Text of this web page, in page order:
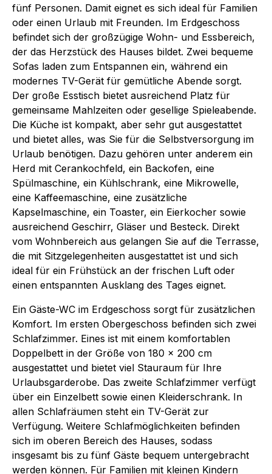
fünf Personen. Damit eignet es sich ideal für Familien
oder einen Urlaub mit Freunden. Im Erdgeschoss
befindet sich der großzügige Wohn- und Essbereich,
der das Herzstück des Hauses bildet. Zwei bequeme
Sofas laden zum Entspannen ein, während ein
modernes TV-Gerät für gemütliche Abende sorgt.
Der große Esstisch bietet ausreichend Platz für
gemeinsame Mahlzeiten oder gesellige Spieleabende.
Die Küche ist kompakt, aber sehr gut ausgestattet
und bietet alles, was Sie für die Selbstversorgung im
Urlaub benötigen. Dazu gehören unter anderem ein
Herd mit Cerankochfeld, ein Backofen, eine
Spülmaschine, ein Kühlschrank, eine Mikrowelle,
eine Kaffeemaschine, eine zusätzliche
Kapselmaschine, ein Toaster, ein Eierkocher sowie
ausreichend Geschirr, Gläser und Besteck. Direkt
vom Wohnbereich aus gelangen Sie auf die Terrasse,
die mit Sitzgelegenheiten ausgestattet ist und sich
ideal für ein Frühstück an der frischen Luft oder
einen entspannten Ausklang des Tages eignet.
Ein Gäste-WC im Erdgeschoss sorgt für zusätzlichen
Komfort. Im ersten Obergeschoss befinden sich zwei
Schlafzimmer. Eines ist mit einem komfortablen
Doppelbett in der Größe von 180 x 200 cm
ausgestattet und bietet viel Stauraum für Ihre
Urlaubsgarderobe. Das zweite Schlafzimmer verfügt
über ein Einzelbett sowie einen Kleiderschrank. In
allen Schlafräumen steht ein TV-Gerät zur
Verfügung. Weitere Schlafmöglichkeiten befinden
sich im oberen Bereich des Hauses, sodass
insgesamt bis zu fünf Gäste bequem untergebracht
werden können. Für Familien mit kleinen Kindern